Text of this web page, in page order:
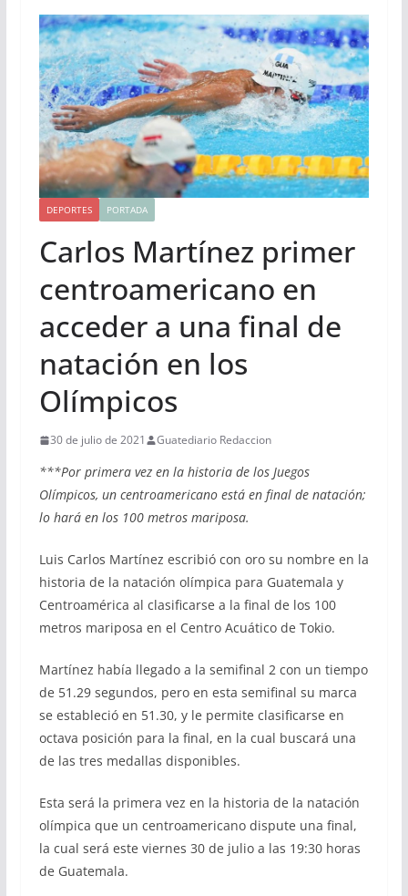
DEPORTES PORTADA
Carlos Martínez primer
centroamericano en
acceder a una final de
natación en los
Olímpicos
30 de julio de 2021 Guatediario Redaccion
***Por primera vez en la historia de los Juegos
Olímpicos, un centroamericano está en final de natación;
lo hará en los 100 metros mariposa.
Luis Carlos Martínez escribió con oro su nombre en la
historia de la natación olímpica para Guatemala y
Centroamérica al clasificarse a la final de los 100
metros mariposa en el Centro Acuático de Tokio.
Martínez había llegado a la semifinal 2 con un tiempo
de 51.29 segundos, pero en esta semifinal su marca
se estableció en 51.30, y le permite clasificarse en
octava posición para la final, en la cual buscará una
de las tres medallas disponibles.
Esta será la primera vez en la historia de la natación
olímpica que un centroamericano dispute una final,
la cual será este viernes 30 de julio a las 19:30 horas
de Guatemala.